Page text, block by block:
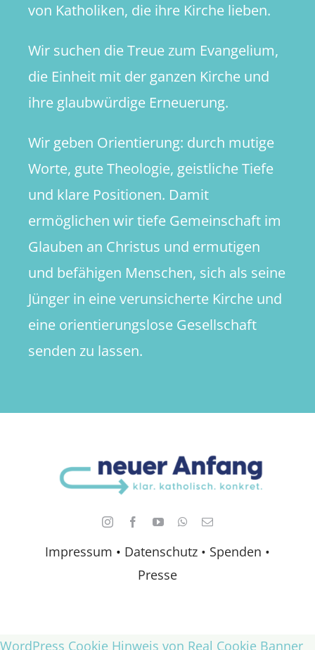
Impressum • Datenschutz • Spenden •
Presse
von Katholiken, die ihre Kirche lieben.
Wir suchen die Treue zum Evangelium,
die Einheit mit der ganzen Kirche und
ihre glaubwürdige Erneuerung.
Wir geben Orientierung: durch mutige
Worte, gute Theologie, geistliche Tiefe
und klare Positionen. Damit
ermöglichen wir tiefe Gemeinschaft im
Glauben an Christus und ermutigen
und befähigen Menschen, sich als seine
Jünger in eine verunsicherte Kirche und
eine orientierungslose Gesellschaft
senden zu lassen.
WordPress Cookie Hinweis von Real Cookie Banner